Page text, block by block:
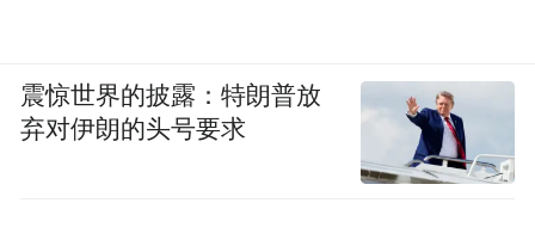
震惊世界的披露：特朗普放
弃对伊朗的头号要求